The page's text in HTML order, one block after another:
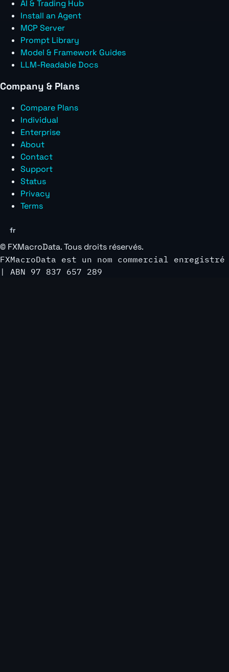
AI & Trading Hub
Install an Agent
MCP Server
Prompt Library
Model & Framework Guides
LLM-Readable Docs
Company & Plans
Compare Plans
Individual
Enterprise
About
Contact
Support
Status
Privacy
Terms
fr
© FXMacroData. Tous droits réservés.
FXMacroData est un nom commercial enregistré
| ABN 97 837 657 289